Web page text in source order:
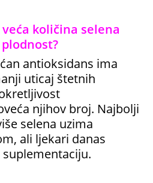
količina selena
antioksidans ima
uticaj štetnih
njihov broj. Najbolji
selena uzima
ali ljekari danas